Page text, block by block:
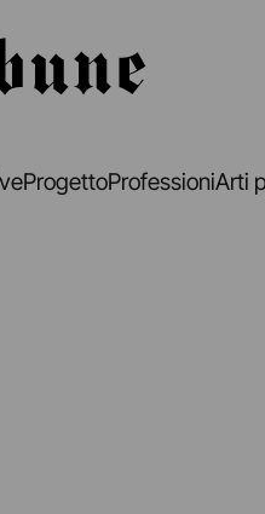
ProgettoProfessioniArti